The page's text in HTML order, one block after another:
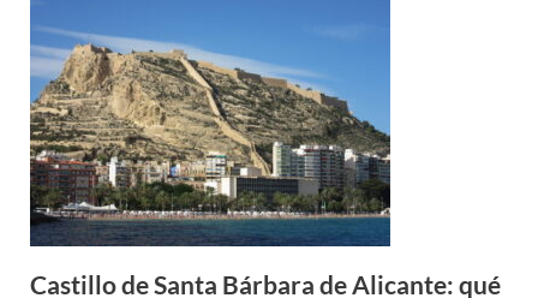
Castillo de Santa Bárbara de Alicante: qué